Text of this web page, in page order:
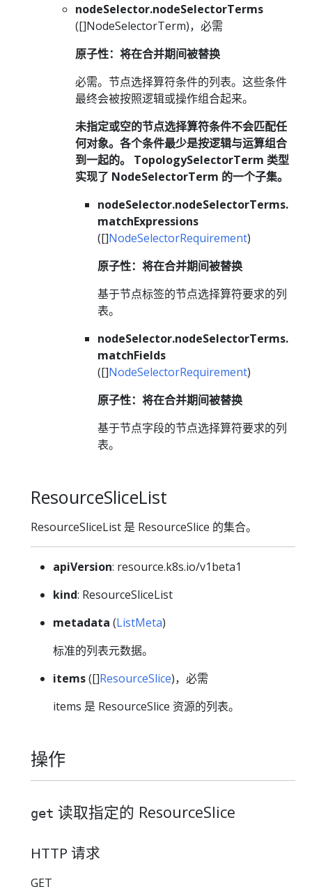
nodeSelector.nodeSelectorTerms
([]NodeSelectorTerm)，必需
原子性：将在合并期间被替换
必需。节点选择算符条件的列表。这些条件
最终会被按照逻辑或操作组合起来。
未指定或空的节点选择算符条件不会匹配任
何对象。各个条件最少是按逻辑与运算组合
到一起的。 TopologySelectorTerm 类型
实现了 NodeSelectorTerm 的一个子集。
nodeSelector.nodeSelectorTerms.
matchExpressions
([]NodeSelectorRequirement)
原子性：将在合并期间被替换
基于节点标签的节点选择算符要求的列
表。
nodeSelector.nodeSelectorTerms.
matchFields
([]NodeSelectorRequirement)
原子性：将在合并期间被替换
基于节点字段的节点选择算符要求的列
表。
ResourceSliceList
ResourceSliceList 是 ResourceSlice 的集合。
apiVersion: resource.k8s.io/v1beta1
kind: ResourceSliceList
metadata (ListMeta)
标准的列表元数据。
items([]ResourceSlice)，必需
items 是 ResourceSlice 资源的列表。
操作
get 读取指定的 ResourceSlice
HTTP 请求
GET